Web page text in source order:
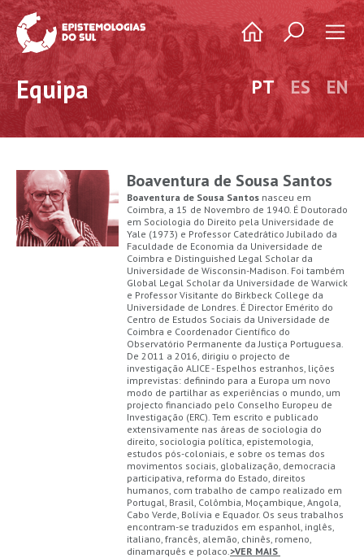
PT ES EN
Equipa
Boaventura de Sousa Santos
Boaventura de Sousa Santos nasceu em
Coimbra, a 15 de Novembro de 1940. É Doutorado
em Sociologia do Direito pela Universidade de
Yale (1973) e Professor Catedrático Jubilado da
Faculdade de Economia da Universidade de
Coimbra e Distinguished Legal Scholar da
Universidade de Wisconsin-Madison. Foi também
Global Legal Scholar da Universidade de Warwick
e Professor Visitante do Birkbeck College da
Universidade de Londres. É Director Emérito do
Centro de Estudos Sociais da Universidade de
Coimbra e Coordenador Científico do
Observatório Permanente da Justiça Portuguesa.
De 2011 a 2016, dirigiu o projecto de
investigação ALICE - Espelhos estranhos, lições
imprevistas: definindo para a Europa um novo
modo de partilhar as experiências o mundo, um
projecto financiado pelo Conselho Europeu de
Investigação (ERC). Tem escrito e publicado
extensivamente nas áreas de sociologia do
direito, sociologia política, epistemologia,
estudos pós-coloniais, e sobre os temas dos
movimentos sociais, globalização, democracia
participativa, reforma do Estado, direitos
humanos, com trabalho de campo realizado em
Portugal, Brasil, Colômbia, Moçambique, Angola,
Cabo Verde, Bolívia e Equador. Os seus trabalhos
encontram-se traduzidos em espanhol, inglês,
italiano, francês, alemão, chinês, romeno,
dinamarquês e polaco.>VER MAIS